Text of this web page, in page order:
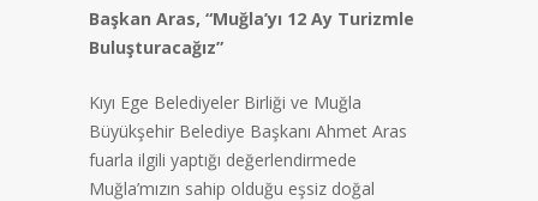
Başkan Aras, “Muğla’yı 12 Ay Turizmle
Buluşturacağız”
Kıyı Ege Belediyeler Birliği ve Muğla
Büyükşehir Belediye Başkanı Ahmet Aras
fuarla ilgili yaptığı değerlendirmede
Muğla’mızın sahip olduğu eşsiz doğal